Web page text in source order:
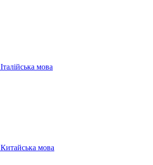
Італійська мова
Китайська мова